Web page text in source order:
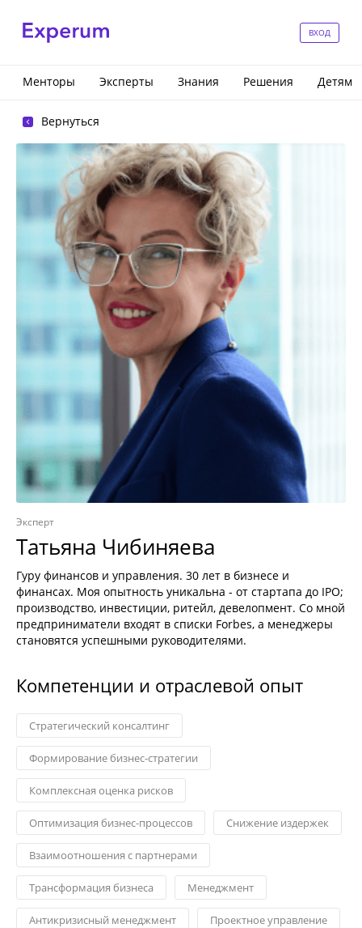
ВХОД
Менторы Эксперты Знания Решения Детям
Вернуться
Эксперт
Татьяна Чибиняева
Гуру финансов и управления. 30 лет в бизнесе и
финансах. Моя опытность уникальна - от стартапа до IPO;
производство, инвестиции, ритейл, девелопмент. Со мной
предприниматели входят в списки Forbes, а менеджеры
становятся успешными руководителями.
Компетенции и отраслевой опыт
Стратегический консалтинг
Формирование бизнес-стратегии
Комплексная оценка рисков
Оптимизация бизнес-процессов Снижение издержек
Взаимоотношения с партнерами
Трансформация бизнеса Менеджмент
Антикризисный менеджмент Проектное управление